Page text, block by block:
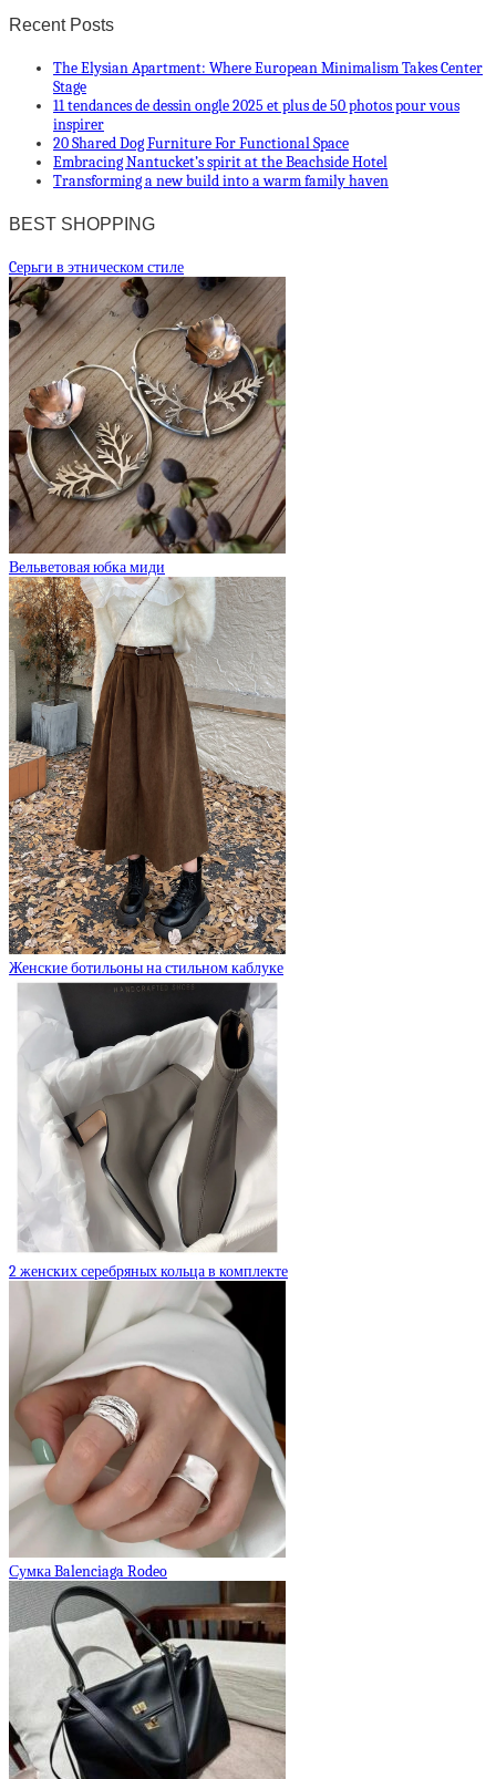
Recent Posts
The Elysian Apartment: Where European Minimalism Takes Center
Stage
11 tendances de dessin ongle 2025 et plus de 50 photos pour vous
inspirer
20 Shared Dog Furniture For Functional Space
Embracing Nantucket’s spirit at the Beachside Hotel
Transforming a new build into a warm family haven
BEST SHOPPING
Cерьги в этническом стиле
Вельветовая юбка миди
Женские ботильоны на стильном каблуке
2 женских серебряных кольца в комплекте
Сумка Balenciaga Rodeo